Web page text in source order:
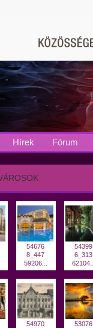
Hírek Fórum
54676
8_447
59206...
54399
6_313
62104...
54970
53076